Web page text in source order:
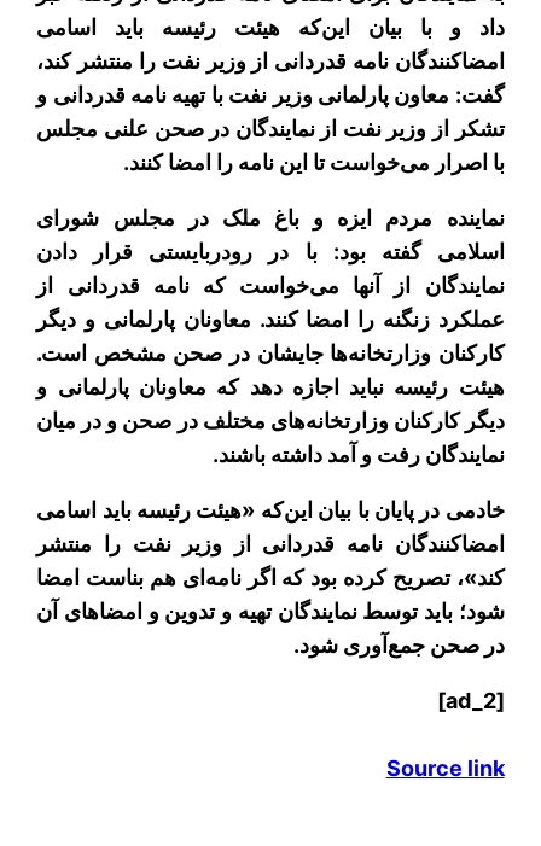
داد و با بیان این‌که هیئت رئیسه باید اسامی
امضاکنندگان نامه قدردانی از وزیر نفت را منتشر کند،
گفت: معاون پارلمانی وزیر نفت با تهیه نامه قدردانی و
تشکر از وزیر نفت از نمایندگان در صحن علنی مجلس
با اصرار می‌خواست تا این نامه را امضا کنند.
نماینده مردم ایزه و باغ ملک در مجلس شورای
اسلامی گفته بود: با در رودربایستی قرار دادن
نمایندگان از آنها می‌خواست که نامه قدردانی از
عملکرد زنگنه را امضا کنند. معاونان پارلمانی و دیگر
کارکنان وزارتخانه‌ها جایشان در صحن مشخص است.
هیئت رئیسه نباید اجازه دهد که معاونان پارلمانی و
دیگر کارکنان وزارتخانه‌های مختلف در صحن و در میان
نمایندگان رفت و آمد داشته باشند.
خادمی در پایان با بیان این‌که «هیئت رئیسه باید اسامی
امضاکنندگان نامه قدردانی از وزیر نفت را منتشر
کند»، تصریح کرده بود که اگر نامه‌‌ای هم بناست امضا
شود؛ باید توسط نمایندگان تهیه و تدوین و امضاهای آن
در صحن جمع‌آوری شود.
[ad_2]
Source link